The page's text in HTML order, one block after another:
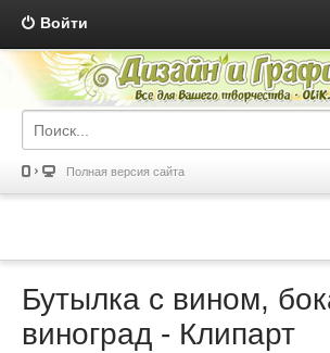
Войти
Полная версия сайта
Бутылка с вином,
виноград - Клипарт